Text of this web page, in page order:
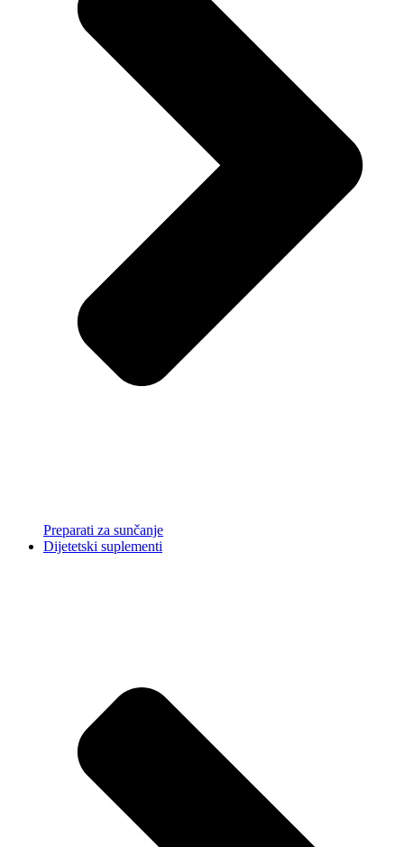
Preparati za sunčanje
Dijetetski suplementi